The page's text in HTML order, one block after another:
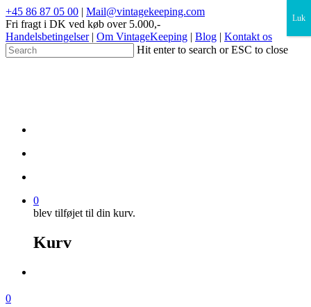
+45 86 87 05 00 | Mail@vintagekeeping.com
Fri fragt i DK ved køb over 5.000,-
Handelsbetingelser| Om VintageKeeping | Blog | Kontakt os
Hit enter to search or ESC to close
0
blev tilføjet til din kurv.
Kurv
0
×
Luk